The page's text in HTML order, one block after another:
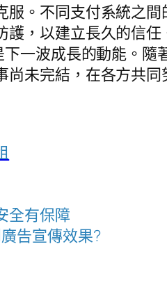
。不同支付系統之
，以建立長久的信
一波成長的動能。
未完結，在各方共
全有保障
告宣傳效果?